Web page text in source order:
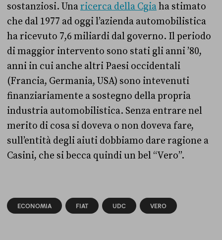
sostanziosi. Unaricerca della Cgiaha stimato
che dal 1977 ad oggi l’azienda automobilistica
ha ricevuto 7,6 miliardi dal governo. Il periodo
di maggior intervento sono stati gli anni ’80,
anni in cui anche altri Paesi occidentali
(Francia, Germania, USA) sono intevenuti
finanziariamente a sostegno della propria
industria automobilistica. Senza entrare nel
merito di cosa si doveva o non doveva fare,
sull’entità degli aiuti dobbiamo dare ragione a
Casini, che si becca quindi un bel “Vero”.
ECONOMIA FIAT UDC VERO